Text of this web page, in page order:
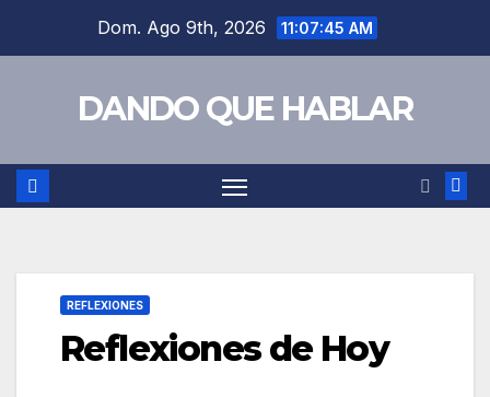
Dom. Ago 9th, 2026 11:07:46 AM
DANDO QUE HABLAR
REFLEXIONES
Reflexiones de Hoy